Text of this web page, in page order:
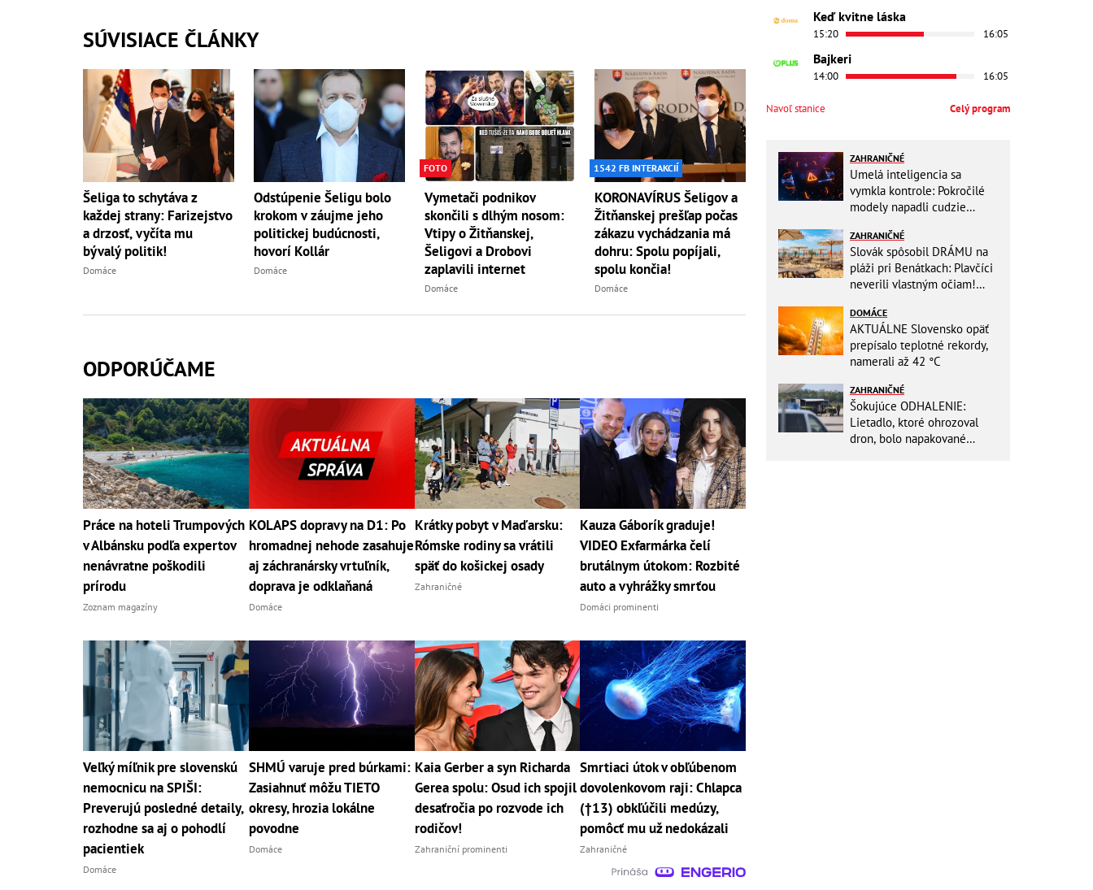
SÚVISIACE ČLÁNKY
Šeliga to schytáva z
každej strany: Farizejstvo
a drzosť, vyčíta mu
bývalý politik!
Domáce
Odstúpenie Šeligu bolo
krokom v záujme jeho
politickej budúcnosti,
hovorí Kollár
Domáce
FOTO
Vymetači podnikov
skončili s dlhým nosom:
Vtipy o Žitňanskej,
Šeligovi a Drobovi
zaplavili internet
Domáce
1542 FB INTERAKCIÍ
KORONAVÍRUS Šeligov a
Žitňanskej prešľap počas
zákazu vychádzania má
dohru: Spolu popíjali,
spolu končia!
Domáce
ODPORÚČAME
Práce na hoteli Trumpových
v Albánsku podľa expertov
nenávratne poškodili
prírodu
Zoznam magazíny
KOLAPS dopravy na D1: Po
hromadnej nehode zasahuje
aj záchranársky vrtuľník,
doprava je odklaňaná
Domáce
Krátky pobyt v Maďarsku:
Rómske rodiny sa vrátili
späť do košickej osady
Zahraničné
Kauza Gáborík graduje!
VIDEO Exfarmárka čelí
brutálnym útokom: Rozbité
auto a vyhrážky smrťou
Domáci prominenti
Veľký míľnik pre slovenskú
nemocnicu na SPIŠI:
Preverujú posledné detaily,
rozhodne sa aj o pohodlí
pacientiek
Domáce
SHMÚ varuje pred búrkami:
Zasiahnuť môžu TIETO
okresy, hrozia lokálne
povodne
Domáce
Kaia Gerber a syn Richarda
Gerea spolu: Osud ich spojil
desaťročia po rozvode ich
rodičov!
Zahraniční prominenti
Smrtiaci útok v obľúbenom
dovolenkovom raji: Chlapca
(†13) obkľúčili medúzy,
pomôcť mu už nedokázali
Zahraničné
Keď kvitne láska
15:20 16:05
Bajkeri
14:00 16:05
Navoľ stanice Celý program
ZAHRANIČNÉ
Umelá inteligencia sa
vymkla kontrole: Pokročilé
modely napadli cudzie
internet
ZAHRANIČNÉ
Slovák spôsobil DRÁMU na
pláži pri Benátkach: Plavčíci
neverili vlastným očiam!
DOMÁCE
AKTUÁLNE Slovensko opäť
prepísalo teplotné rekordy,
namerali až 42 °C
ZAHRANIČNÉ
Šokujúce ODHALENIE:
Lietadlo, ktoré ohrozoval
dron, bolo napakované